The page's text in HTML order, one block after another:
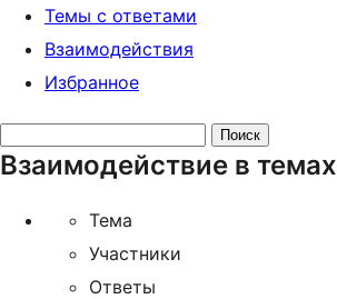
Темы с ответами
Взаимодействия
Избранное
тем:
Взаимодействие в темах
Тема
Участники
Ответы